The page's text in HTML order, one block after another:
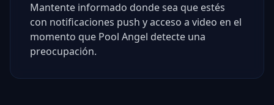
Mantente informado donde sea que estés
con notificaciones push y acceso a video en el
momento que Pool Angel detecte una
preocupación.